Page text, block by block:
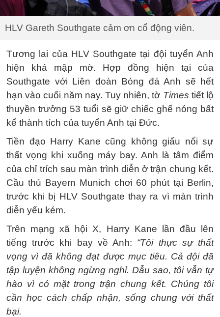
HLV Gareth Southgate cảm ơn cổ động viên.
Tương lai của HLV Southgate tại đội tuyển Anh
hiện khá mập mờ. Hợp đồng hiện tại của
Southgate với Liên đoàn Bóng đá Anh sẽ hết
hạn vào cuối năm nay. Tuy nhiên, tờ Times tiết lộ
thuyền trưởng 53 tuổi sẽ giữ chiếc ghế nóng bất
kể thành tích của tuyển Anh tại Đức.
Tiền đạo Harry Kane cũng không giấu nổi sự
thất vọng khi xuống máy bay. Anh là tâm điểm
của chỉ trích sau màn trình diễn ở trận chung kết.
Cầu thủ Bayern Munich chơi 60 phút tại Berlin,
trước khi bị HLV Southgate thay ra vì màn trình
diễn yếu kém.
Trên mạng xã hội X, Harry Kane lần đầu lên
tiếng trước khi bay về Anh: “Tôi thực sự thất
vọng vì đã không đạt được mục tiêu. Cả đội đã
tập luyện không ngừng nghỉ. Dẫu sao, tôi vẫn tự
hào vì có mặt trong trận chung kết. Chúng tôi
cần học cách chấp nhận, sống chung với thất
bại.